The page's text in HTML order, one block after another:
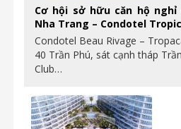
Cơ hội sở hữu căn hộ
Nha Trang – Condotel
Condotel Beau Rivage –
40 Trần Phú, sát cạnh tháp
Club…